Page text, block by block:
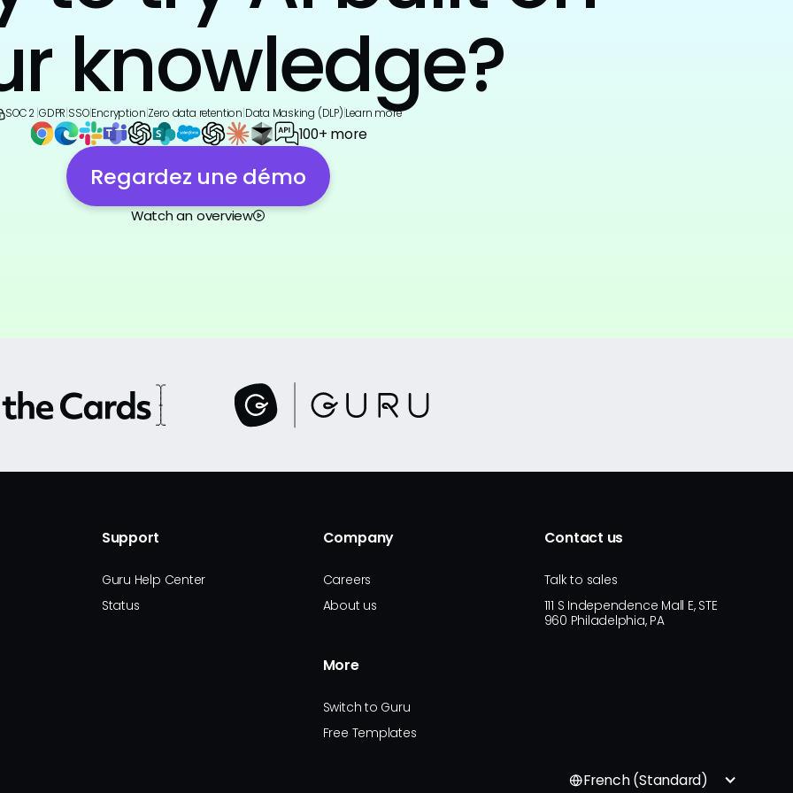
knowledge?
SOC 2 GDPR SSO|Encryption Zero data retention Data Masking (DLP) Learn more
100+ more
Regardez une démo
Watch an overview
Support
Guru Help Center
Status
Company
Careers
About us
More
Switch to Guru
Free Templates
Contact us
Talk to sales
111 S Independence Mall E, STE
960 Philadelphia, PA
French (Standard)